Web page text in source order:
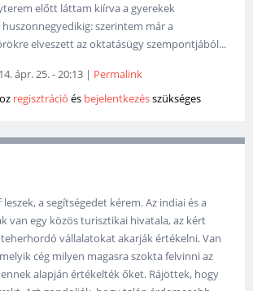
előtt láttam kiírva a gyerekek
szerintem már a
elveszett az oktatásügy szempontjából...
ápr. 25. - 20:13 | Permalink
regisztráció és bejelentkezésszükséges
a segítségedet kérem. Az indiai és a
van egy közös turisztikai hivatala, az kért
vállalatokat akarják értékelni. Van
cég milyen magasra szokta felvinni az
alapján értékelték őket. Rájöttek, hogy